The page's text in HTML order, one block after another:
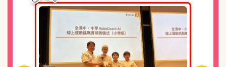
10/04/2026
2025/2026年度 下學期 親子賣旗日
2025/2026年度「英默生字拼讀串字記憶法」家長